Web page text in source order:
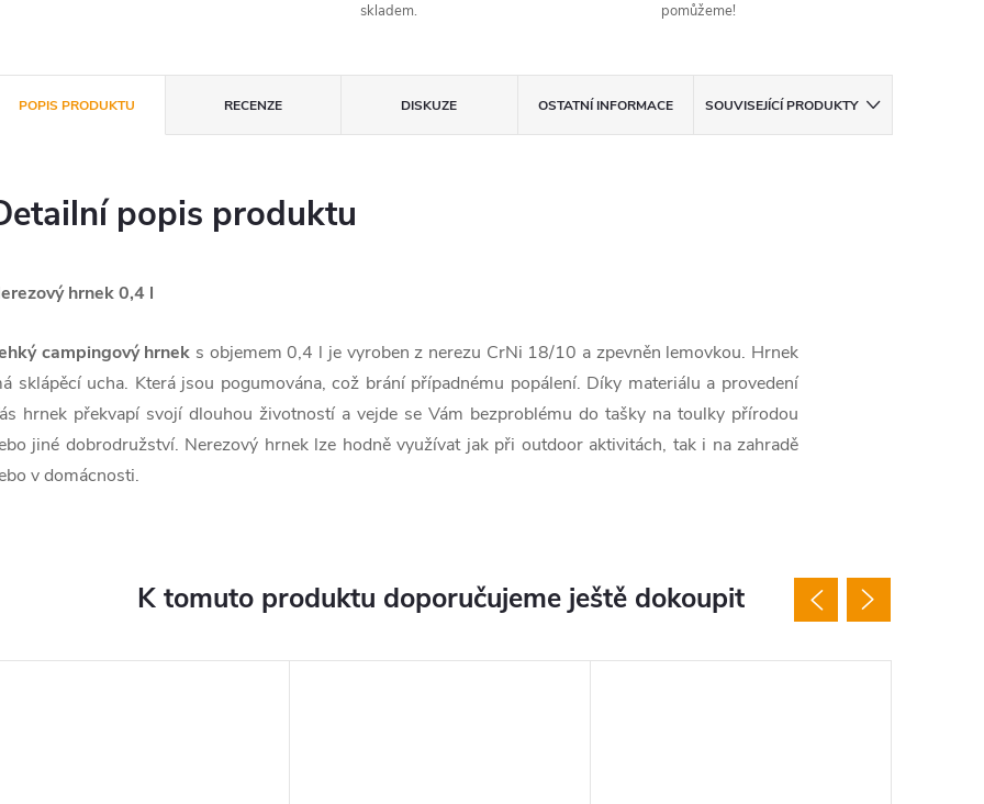
skladem.
pomůžeme!
POPIS PRODUKTU RECENZE DISKUZE OSTATNÍ INFORMACE SOUVISEJÍCÍ PRODUKTY
popis produktu
hrnek 0,4 l
campingový hrnek s objemem 0,4 l je vyroben z nerezu CrNi 18/10 a zpevněn lemovkou. Hrnek
sklápěcí ucha. Která jsou pogumována, což brání případnému popálení. Díky materiálu a provedení
hrnek překvapí svojí dlouhou životností a vejde se Vám bezproblému do tašky na toulky přírodou
jiné dobrodružství. Nerezový hrnek lze hodně využívat jak při outdoor aktivitách, tak i na zahradě
v domácnosti.
K tomuto produktu doporučujeme ještě dokoupit